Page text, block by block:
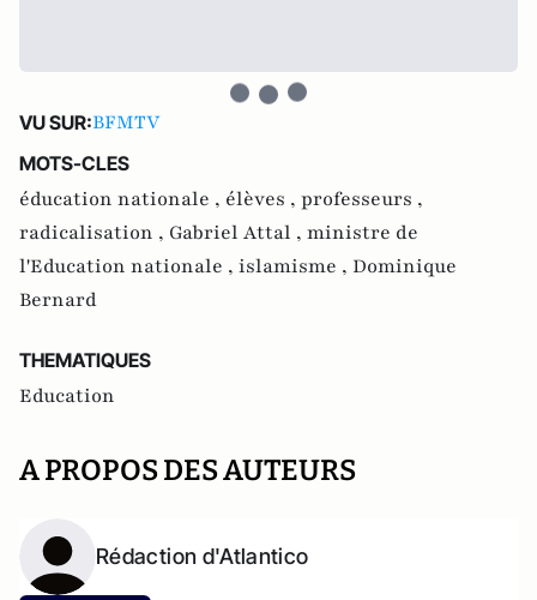
VU SUR:BFMTV
MOTS-CLES
éducation nationale , élèves , professeurs ,
radicalisation , Gabriel Attal , ministre de
l'Education nationale , islamisme , Dominique
Bernard
THEMATIQUES
Education
A PROPOS DES AUTEURS
Rédaction d'Atlantico